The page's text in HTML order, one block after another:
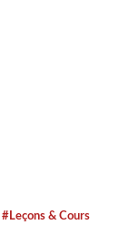
#Leçons & Cours